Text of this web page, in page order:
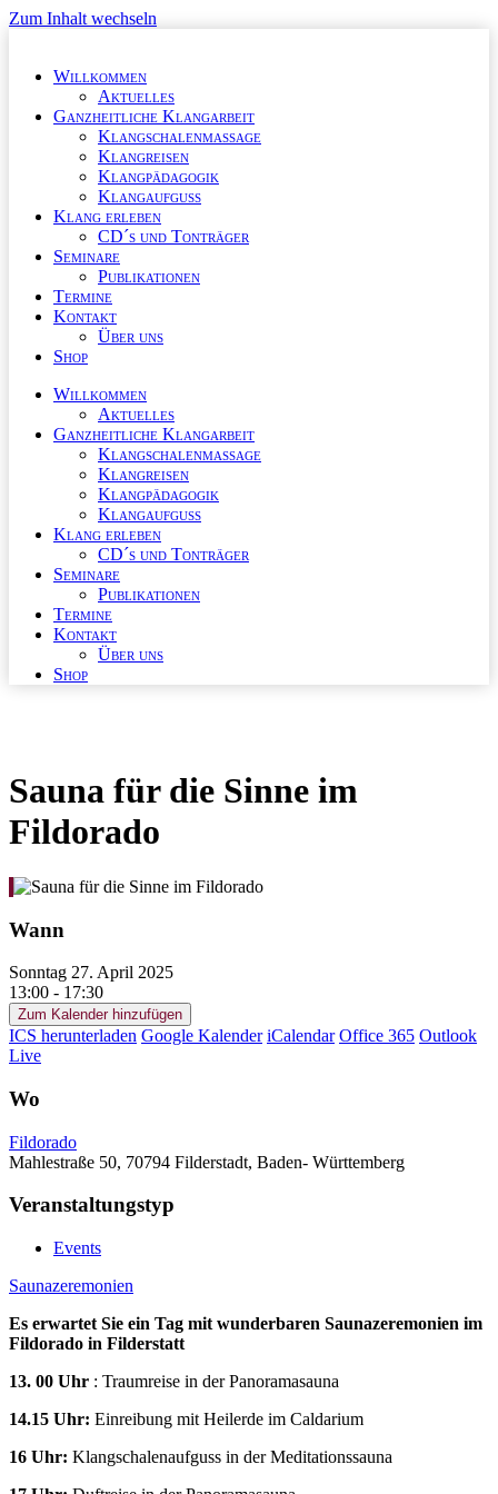
Zum Inhalt wechseln
Willkommen
Aktuelles
Ganzheitliche Klangarbeit
Klangschalenmassage
Klangreisen
Klangpädagogik
Klangaufguss
Klang erleben
CD´s und Tonträger
Seminare
Publikationen
Termine
Kontakt
Über uns
Shop
Willkommen
Aktuelles
Ganzheitliche Klangarbeit
Klangschalenmassage
Klangreisen
Klangpädagogik
Klangaufguss
Klang erleben
CD´s und Tonträger
Seminare
Publikationen
Termine
Kontakt
Über uns
Shop
Sauna für die Sinne im
Fildorado
Wann
Sonntag 27. April 2025
13:00 - 17:30
Zum Kalender hinzufügen
ICS herunterladen Google Kalender iCalendar Office 365 Outlook
Live
Wo
Fildorado
Mahlestraße 50, 70794 Filderstadt, Baden- Württemberg
Veranstaltungstyp
Events
Saunazeremonien
Es erwartet Sie ein Tag mit wunderbaren Saunazeremonien im
Fildorado in Filderstatt
13. 00 Uhr : Traumreise in der Panoramasauna
14.15 Uhr: Einreibung mit Heilerde im Caldarium
16 Uhr: Klangschalenaufguss in der Meditationssauna